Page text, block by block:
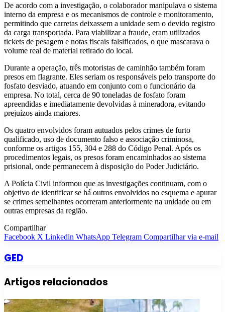
De acordo com a investigação, o colaborador manipulava o sistema
interno da empresa e os mecanismos de controle e monitoramento,
permitindo que carretas deixassem a unidade sem o devido registro
da carga transportada. Para viabilizar a fraude, eram utilizados
tickets de pesagem e notas fiscais falsificados, o que mascarava o
volume real de material retirado do local.
Durante a operação, três motoristas de caminhão também foram
presos em flagrante. Eles seriam os responsáveis pelo transporte do
fosfato desviado, atuando em conjunto com o funcionário da
empresa. No total, cerca de 90 toneladas de fosfato foram
apreendidas e imediatamente devolvidas à mineradora, evitando
prejuízos ainda maiores.
Os quatro envolvidos foram autuados pelos crimes de furto
qualificado, uso de documento falso e associação criminosa,
conforme os artigos 155, 304 e 288 do Código Penal. Após os
procedimentos legais, os presos foram encaminhados ao sistema
prisional, onde permanecem à disposição do Poder Judiciário.
A Polícia Civil informou que as investigações continuam, com o
objetivo de identificar se há outros envolvidos no esquema e apurar
se crimes semelhantes ocorreram anteriormente na unidade ou em
outras empresas da região.
Compartilhar
Facebook X Linkedin WhatsApp Telegram Compartilhar via e-mail
GED
Artigos relacionados